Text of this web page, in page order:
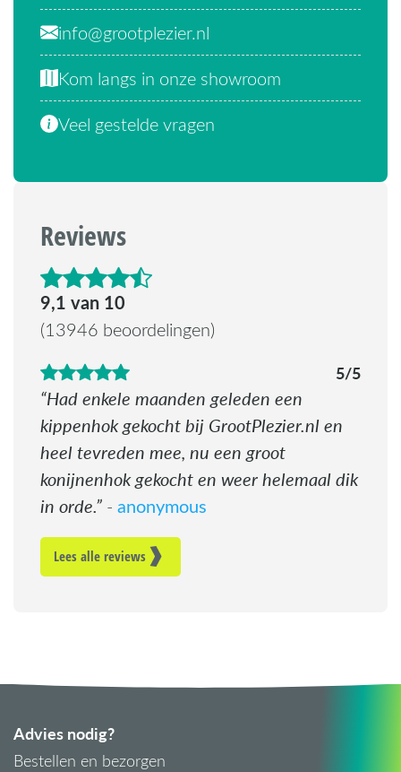
info@grootplezier.nl
Kom langs in onze showroom
Veel gestelde vragen
Reviews
4.6 van de 5 sterren
9,1 van 10
(13946 beoordelingen)
5/5
Had enkele maanden geleden een
kippenhok gekocht bij GrootPlezier.nl en
heel tevreden mee, nu een groot
konijnenhok gekocht en weer helemaal dik
in orde. - anonymous
Lees alle reviews
Advies nodig?
Bestellen en bezorgen